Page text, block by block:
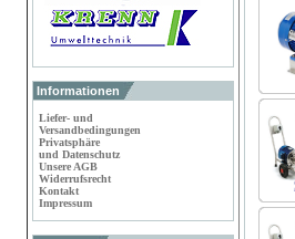
Informationen
Liefer- und
Versandbedingungen
Privatsphäre
und Datenschutz
Unsere AGB
Widerrufsrecht
Kontakt
Impressum